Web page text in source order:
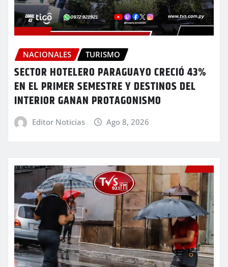
NACIONALES TURISMO
SECTOR HOTELERO PARAGUAYO CRECIÓ 43%
EN EL PRIMER SEMESTRE Y DESTINOS DEL
INTERIOR GANAN PROTAGONISMO
Editor Noticias Ago 8, 2026